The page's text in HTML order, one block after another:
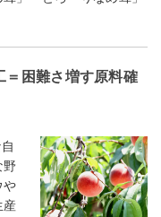
＝困難さ増す原料確
野
や
産